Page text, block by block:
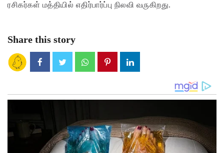
ரசிகர்கள் மத்தியில் எதிர்பார்ப்பு நிலவி வருகிறது.
Share this story